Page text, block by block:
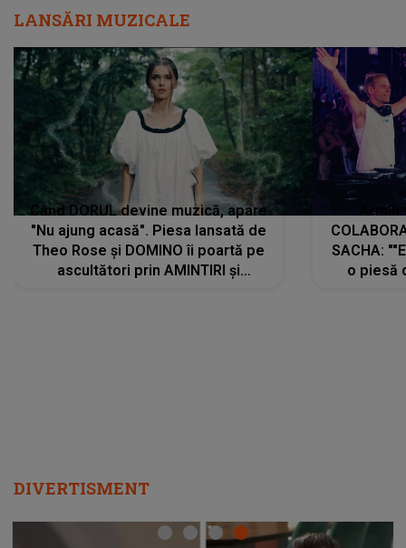
LANSĂRI MUZICALE
Când DORUL devine muzică, apare
"Nu ajung acasă". Piesa lansată de
Theo Rose și DOMINO îi poartă pe
ascultători prin AMINTIRI și
SACHA:
o piesă
DIVERTISMENT